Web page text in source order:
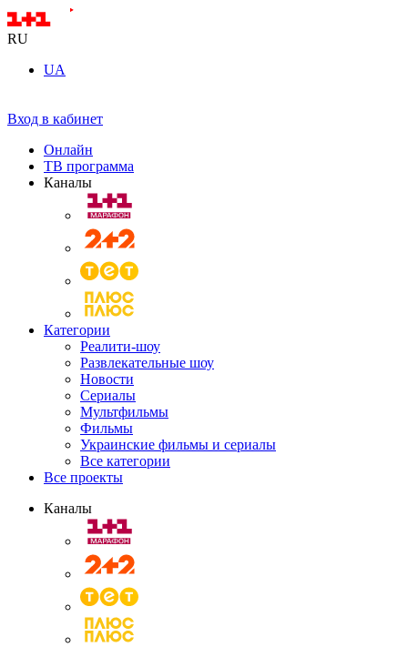
RU
UA
Вход в кабинет
Онлайн
ТВ программа
Каналы
Категории
Реалити-шоу
Развлекательные шоу
Новости
Сериалы
Мультфильмы
Фильмы
Украинские фильмы и сериалы
Все категории
Все проекты
Каналы